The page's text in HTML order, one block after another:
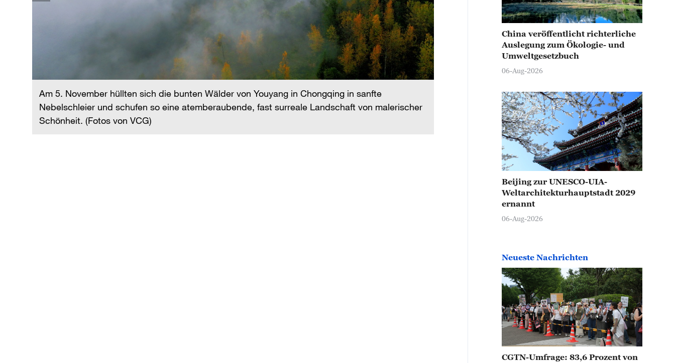
Am 5. November hüllten sich die bunten Wälder von Youyang in Chongqing in sanfte
Nebelschleier und schufen so eine atemberaubende, fast surreale Landschaft von malerischer
Schönheit. (Fotos von VCG)
Am 5. November hüllten sich die bunten Wälder von
Nebelschleier und schufen so eine atemberaubende,
Schönheit. (Fotos von VCG)
China veröffentlicht richterliche
Auslegung zum Ökologie- und
Umweltgesetzbuch
06-Aug-2026
Beijing zur UNESCO-UIA-
Weltarchitekturhauptstadt 2029
ernannt
06-Aug-2026
Neueste Nachrichten
CGTN-Umfrage: 83,6 Prozent von